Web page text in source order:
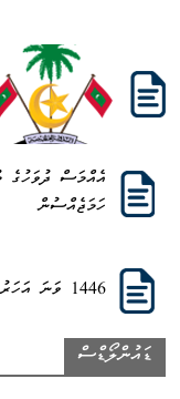
ހަމަޖެއްސުން
1446 ވަނަ އަހަރު ފިތުރު ޢީދު ސައި ތައްޔާރުކުރުމާއި ގުޅޭ.
ޑައުންލޯޑްސް